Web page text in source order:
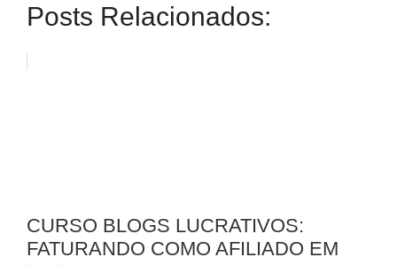
Posts Relacionados:
CURSO BLOGS LUCRATIVOS:
FATURANDO COMO AFILIADO EM